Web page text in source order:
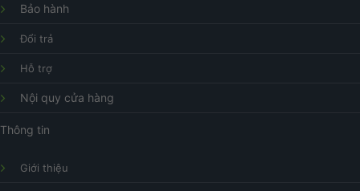
Bảo hành
Đổi trả
Hỗ trợ
Nội quy cửa hàng
Thông tin
Giới thiệu